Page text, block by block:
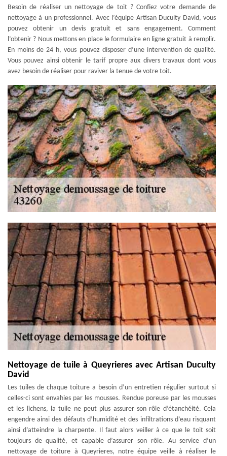
Besoin de réaliser un nettoyage de toit ? Confiez votre demande de
nettoyage à un professionnel. Avec l’équipe Artisan Duculty David, vous
pouvez obtenir un devis gratuit et sans engagement. Comment
l’obtenir ? Nous mettons en place le formulaire en ligne gratuit à remplir.
En moins de 24 h, vous pouvez disposer d’une intervention de qualité.
Vous pouvez ainsi obtenir le tarif propre aux divers travaux dont vous
avez besoin de réaliser pour raviver la tenue de votre toit.
Nettoyage de tuile à Queyrieres avec Artisan Duculty
David
Les tuiles de chaque toiture a besoin d’un entretien régulier surtout si
celles-ci sont envahies par les mousses. Rendue poreuse par les mousses
et les lichens, la tuile ne peut plus assurer son rôle d’étanchéité. Cela
engendre ainsi des défauts d’humidité et des infiltrations d’eau risquant
ainsi d’atteindre la charpente. Il faut alors veiller à ce que le toit soit
toujours de qualité, et capable d’assurer son rôle. Au service d’un
nettoyage de toiture à Queyrieres, notre équipe veille à réaliser le